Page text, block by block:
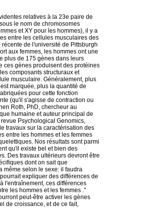
relatives à la 23e paire de
le nom de chromosomes
et XY pour les hommes), il y a
entre les cellules musculaires des
de l'université de Pittsburgh
aux femmes, les hommes ont une
plus de 175 gènes dans leurs
ces gènes produisent des protéines
composants structuraux et
musculaire. Généralement, plus
marquée, plus la quantité de
pour cette fonction
(qu'il s'agisse de contraction ou
Roth, PhD, chercheur au
humaine et auteur principal de
Psychological Genomics,
travaux sur la caractérisation des
entre les hommes et les femmes
Nos résultats sont parmi
qu'il existe bel et bien des
Des travaux ultérieurs devront être
dont on sait que
même selon le sexe: il faudra
expliquer des différences de
l'entraînement, ces différences
les hommes et les femmes ."
peut-être activer les gènes
de croissance, et de ce fait,